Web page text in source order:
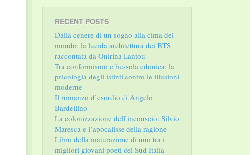
RECENT POSTS
Dalla cenere di un sogno alla cima del
mondo: la lucida architettura dei BTS
raccontata da Onirina Lantou
Tra conformismo e bussola edonica: la
psicologia degli istinti contro le illusioni
moderne
Il romanzo d’esordio di Angelo
Bardellino
La colonizzazione dell’inconscio: Silvio
Maresca e l’apocalisse della ragione
Libro della maturazione di uno tra i
migliori giovani poeti del Sud Italia